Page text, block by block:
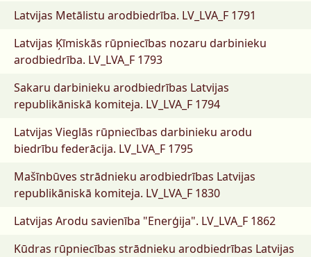
Latvijas Metālistu arodbiedrība. LV_LVA_F 1791
Latvijas Ķīmiskās rūpniecības nozaru darbinieku
arodbiedrība. LV_LVA_F 1793
Sakaru darbinieku arodbiedrības Latvijas
republikāniskā komiteja. LV_LVA_F 1794
Latvijas Vieglās rūpniecības darbinieku arodu
biedrību federācija. LV_LVA_F 1795
Mašīnbūves strādnieku arodbiedrības Latvijas
republikāniskā komiteja. LV_LVA_F 1830
Latvijas Arodu savienība "Enerģija". LV_LVA_F 1862
Kūdras rūpniecības strādnieku arodbiedrības Latvijas